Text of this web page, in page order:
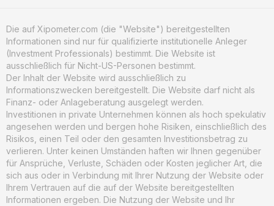
Die auf Xipometer.com (die "Website") bereitgestellten
Informationen sind nur für qualifizierte institutionelle Anleger
(Investment Professionals) bestimmt. Die Website ist
ausschließlich für Nicht-US-Personen bestimmt.
Der Inhalt der Website wird ausschließlich zu
Informationszwecken bereitgestellt. Die Website darf nicht als
Finanz- oder Anlageberatung ausgelegt werden.
Investitionen in private Unternehmen können als hoch spekulativ
angesehen werden und bergen hohe Risiken, einschließlich des
Risikos, einen Teil oder den gesamten Investitionsbetrag zu
verlieren. Unter keinen Umständen haften wir Ihnen gegenüber
für Ansprüche, Verluste, Schäden oder Kosten jeglicher Art, die
sich aus oder in Verbindung mit Ihrer Nutzung der Website oder
Ihrem Vertrauen auf die auf der Website bereitgestellten
Informationen ergeben. Die Nutzung der Website und Ihr